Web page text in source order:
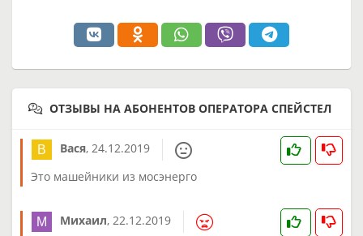
ОТЗЫВЫ НА АБОНЕНТОВ ОПЕРАТОРА СПЕЙСТЕЛ
Вася, 24.12.2019
Это машейники из мосэнерго
Михаил, 22.12.2019